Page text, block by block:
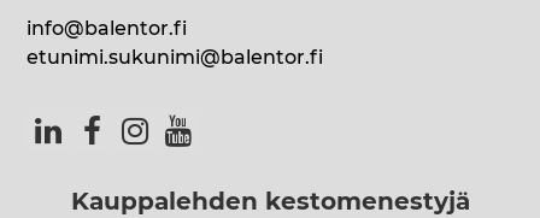
info@balentor.fi
etunimi.sukunimi@balentor.fi
Kauppalehden kestomenestyjä